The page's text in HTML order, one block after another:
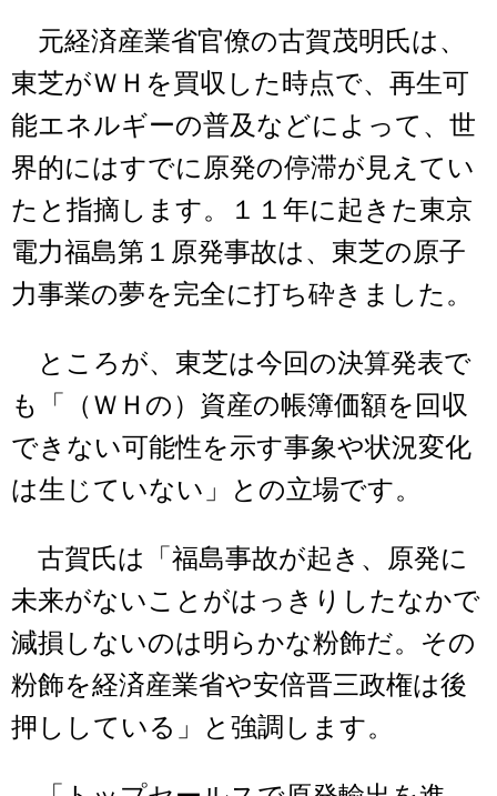
元経済産業省官僚の古賀茂明氏は、
東芝がＷＨを買収した時点で、再生可
能エネルギーの普及などによって、世
界的にはすでに原発の停滞が見えてい
たと指摘します。１１年に起きた東京
電力福島第１原発事故は、東芝の原子
力事業の夢を完全に打ち砕きました。
ところが、東芝は今回の決算発表で
も「（ＷＨの）資産の帳簿価額を回収
できない可能性を示す事象や状況変化
は生じていない」との立場です。
古賀氏は「福島事故が起き、原発に
未来がないことがはっきりしたなかで
減損しないのは明らかな粉飾だ。その
粉飾を経済産業省や安倍晋三政権は後
押ししている」と強調します。